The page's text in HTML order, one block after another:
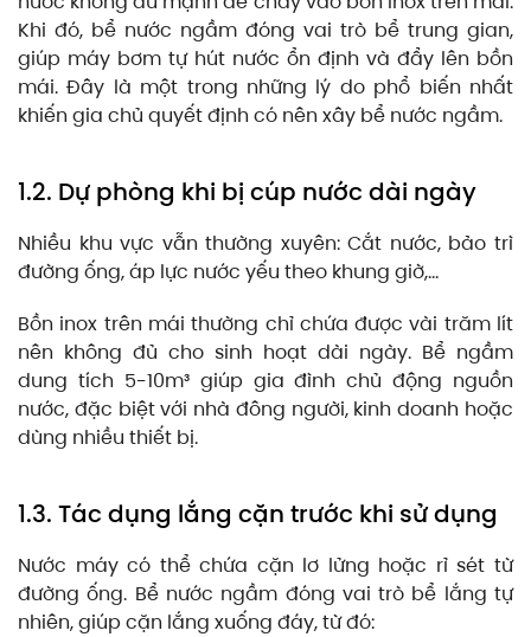
Khi đó, bể nước ngầm đóng vai trò bể trung gian,
giúp máy bơm tự hút nước ổn định và đẩy lên bồn
mái. Đây là một trong những lý do phổ biến nhất
khiến gia chủ quyết định có nên xây bể nước ngầm.
1.2. Dự phòng khi bị cúp nước dài ngày
Nhiều khu vực vẫn thường xuyên: Cắt nước, bảo trì
đường ống, áp lực nước yếu theo khung giờ,…
Bồn inox trên mái thường chỉ chứa được vài trăm lít
nên không đủ cho sinh hoạt dài ngày. Bể ngầm
dung tích 5-10m³ giúp gia đình chủ động nguồn
nước, đặc biệt với nhà đông người, kinh doanh hoặc
dùng nhiều thiết bị.
1.3. Tác dụng lắng cặn trước khi sử dụng
Nước máy có thể chứa cặn lơ lửng hoặc rỉ sét từ
đường ống. Bể nước ngầm đóng vai trò bể lắng tự
nhiên, giúp cặn lắng xuống đáy, từ đó: